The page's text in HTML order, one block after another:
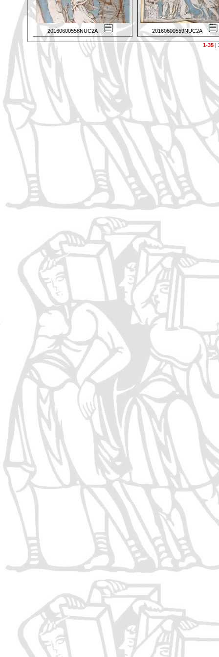
20160600558NUC2A 20160600559NUC2A
1-35|